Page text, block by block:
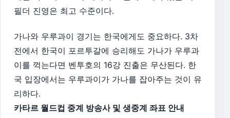
필더 진영은 최고 수준이다.
가나와 우루과이 경기는 한국에게도 중요하다. 3차
전에서 한국이 포르투갈에 승리해도 가나가 우루과
이를 꺽는다면 벤투호의 16강 진출은 무산된다. 한
국 입장에서는 우루과이가 가나를 잡아주는 것이 유
리하다.
카타르 월드컵 중계 방송사 및 생중계 좌표 안내